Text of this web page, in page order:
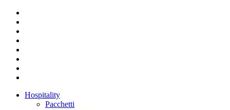
Hospitality
Pacchetti